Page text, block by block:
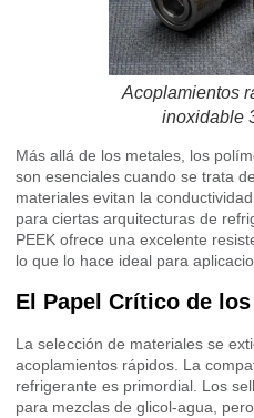
Acoplamientos
inoxidable
Más allá de los metales, los
son esenciales cuando se trata
materiales evitan la
para ciertas arquitecturas de
PEEK ofrece una excelente
lo que lo hace ideal para
El Papel Crítico de
La selección de materiales se
acoplamientos rápidos. La
refrigerante es primordial. Los
para mezclas de glicol-agua,